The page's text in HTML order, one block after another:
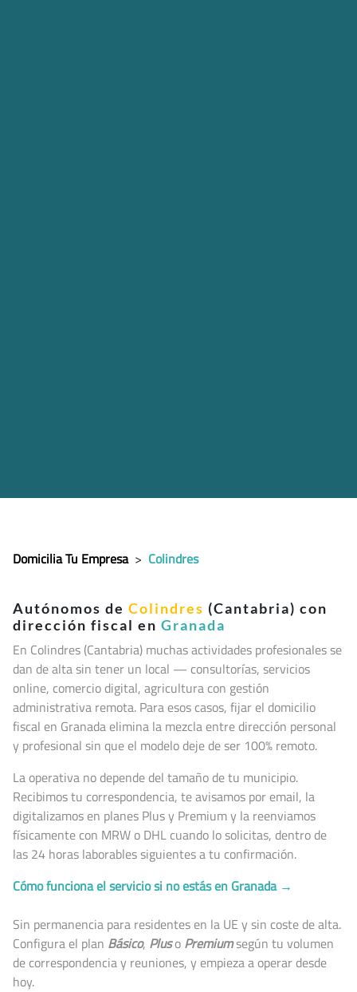
Domicilia Tu Empresa > Colindres
Autónomos de Colindres (Cantabria) con
dirección fiscal en Granada
En Colindres (Cantabria) muchas actividades profesionales se
dan de alta sin tener un local — consultorías, servicios
online, comercio digital, agricultura con gestión
administrativa remota. Para esos casos, fijar el domicilio
fiscal en Granada elimina la mezcla entre dirección personal
y profesional sin que el modelo deje de ser 100% remoto.
La operativa no depende del tamaño de tu municipio.
Recibimos tu correspondencia, te avisamos por email, la
digitalizamos en planes Plus y Premium y la reenviamos
físicamente con MRW o DHL cuando lo solicitas, dentro de
las 24 horas laborables siguientes a tu confirmación.
Cómo funciona el servicio si no estás en Granada →
Sin permanencia para residentes en la UE y sin coste de alta.
Configura el plan Básico, Pluso Premiumsegún tu volumen
de correspondencia y reuniones, y empieza a operar desde
hoy.